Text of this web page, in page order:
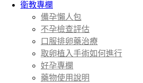
衛教專欄
備孕懶人包
不孕檢查評估
口服排卵藥治療
取卵植入手術如何進行
好孕專欄
藥物使用說明